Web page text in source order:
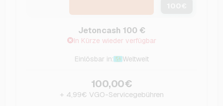
Jetoncash 100 €
In Kürze wieder verfügbar
Einlösbar in: Weltweit
100,00€
+ 4,99€ VGO-Servicegebühren